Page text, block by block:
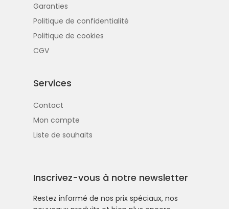
Garanties
Politique de confidentialité
Politique de cookies
CGV
Services
Contact
Mon compte
Liste de souhaits
Inscrivez-vous à notre newsletter
Restez informé de nos prix spéciaux, nos